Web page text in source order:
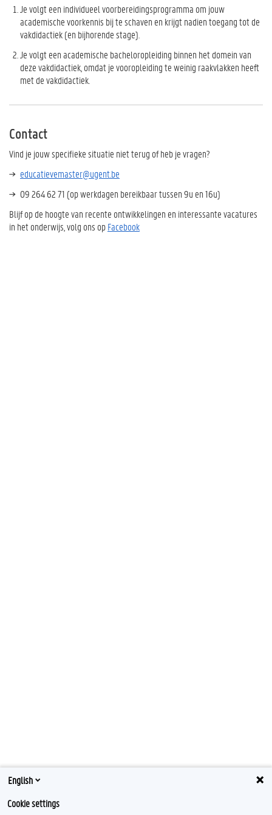
Je volgt een individueel voorbereidingsprogramma om jouw
academische voorkennis bij te schaven en krijgt nadien toegang tot de
vakdidactiek (en bijhorende stage).
Je volgt een academische bacheloropleiding binnen het domein van
deze vakdidactiek, omdat je vooropleiding te weinig raakvlakken heeft
met de vakdidactiek.
Contact
Vind je jouw specifieke situatie niet terug of heb je vragen?
educatievemaster@ugent.be
09 264 62 71 (op werkdagen bereikbaar tussen 9u en 16u)
Blijf op de hoogte van recente ontwikkelingen en interessante vacatures
in het onderwijs, volg ons opFacebook
English
Cookie settings